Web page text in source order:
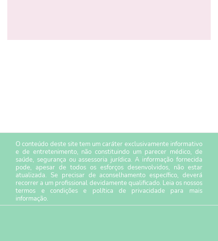
O conteúdo deste site tem um caráter exclusivamente informativo
e de entretenimento, não constituindo um parecer médico, de
saúde, segurança ou assessoria jurídica. A informação fornecida
pode, apesar de todos os esforços desenvolvidos, não estar
atualizada. Se precisar de aconselhamento específico, deverá
recorrer a um profissional devidamente qualificado. Leia os nossos
termos e condiçõese política de privacidade para mais
informação.